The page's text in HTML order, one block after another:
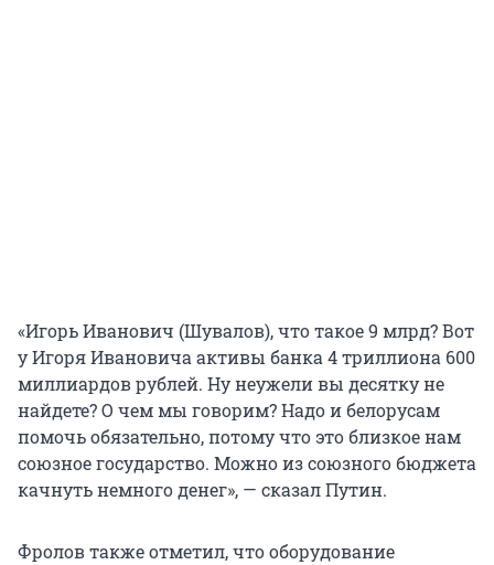
«Игорь Иванович (Шувалов), что такое 9 млрд? Вот
у Игоря Ивановича активы банка 4 триллиона 600
миллиардов рублей. Ну неужели вы десятку не
найдете? О чем мы говорим? Надо и белорусам
помочь обязательно, потому что это близкое нам
союзное государство. Можно из союзного бюджета
качнуть немного денег», — сказал Путин.
Фролов также отметил, что оборудование